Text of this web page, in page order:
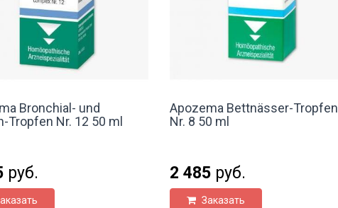
Bronchial- und
Tropfen Nr. 12 50 ml
руб.
Apozema Bettnässer-Tropfen
Nr. 8 50 ml
2 485руб.
Заказать